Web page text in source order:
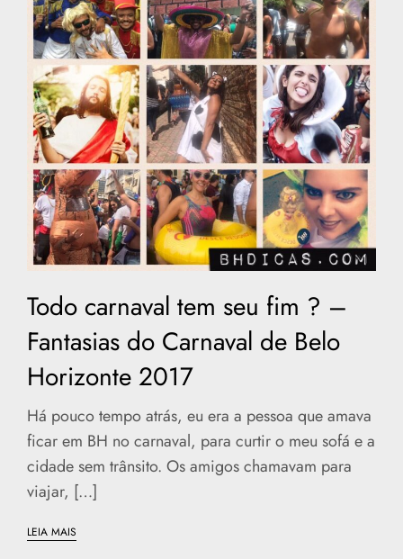
Todo carnaval tem seu fim ? –
Fantasias do Carnaval de Belo
Horizonte 2017
Há pouco tempo atrás, eu era a pessoa que amava
ficar em BH no carnaval, para curtir o meu sofá e a
cidade sem trânsito. Os amigos chamavam para
viajar, […]
LEIA MAIS